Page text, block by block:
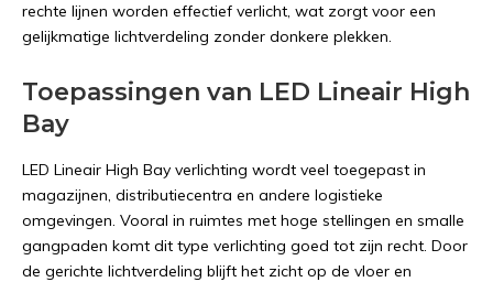
rechte lijnen worden effectief verlicht, wat zorgt voor een
gelijkmatige lichtverdeling zonder donkere plekken.
Toepassingen van LED Lineair High
Bay
LED Lineair High Bay verlichting wordt veel toegepast in
magazijnen, distributiecentra en andere logistieke
omgevingen. Vooral in ruimtes met hoge stellingen en smalle
gangpaden komt dit type verlichting goed tot zijn recht. Door
de gerichte lichtverdeling blijft het zicht op de vloer en